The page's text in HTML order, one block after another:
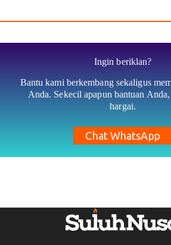
Ingin beriklan?
Bantu kami berkembang sekaligus
Anda. Sekecil apapun bantuan
hargai.
Chat WhatsApp